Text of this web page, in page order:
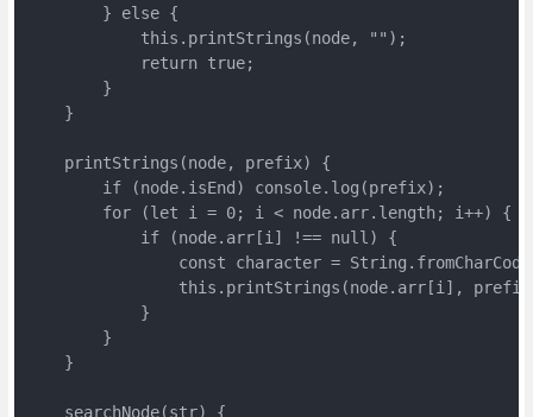
        } else {
            this.printStrings(node, "");
            return true;
        }
    }
    printStrings(node, prefix) {
        if (node.isEnd) console.log(prefix);
        for (let i = 0; i < node.arr.length; i++) {
            if (node.arr[i] !== null) {
const character =
this.printStrings(node.arr[i],
            }
        }
    }
    searchNode(str) {